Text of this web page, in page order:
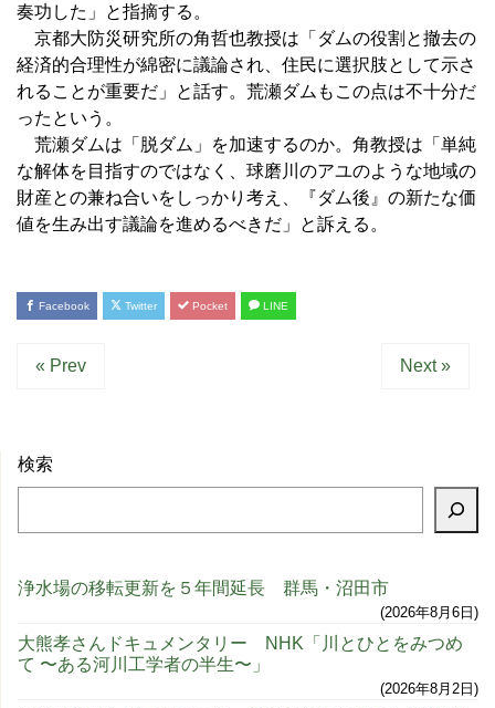
奏功した」と指摘する。
京都大防災研究所の角哲也教授は「ダムの役割と撤去の
経済的合理性が綿密に議論され、住民に選択肢として示さ
れることが重要だ」と話す。荒瀬ダムもこの点は不十分だ
ったという。
荒瀬ダムは「脱ダム」を加速するのか。角教授は「単純
な解体を目指すのではなく、球磨川のアユのような地域の
財産との兼ね合いをしっかり考え、『ダム後』の新たな価
値を生み出す議論を進めるべきだ」と訴える。
Facebook Twitter Pocket LINE
« Prev Next »
検索
浄水場の移転更新を５年間延長 群馬・沼田市
2026年8月6日
大熊孝さんドキュメンタリー NHK「川とひとをみつめ
て 〜ある河川工学者の半生〜」
2026年8月2日